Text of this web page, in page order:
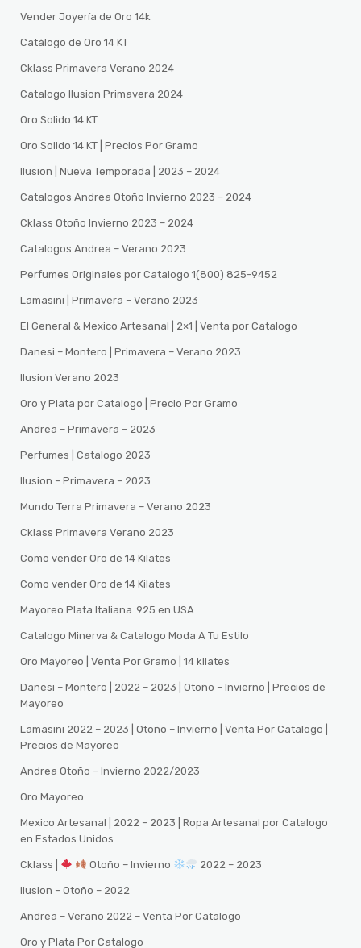
Vender Joyería de Oro 14k
Catálogo de Oro 14 KT
Cklass Primavera Verano 2024
Catalogo Ilusion Primavera 2024
Oro Solido 14 KT
Oro Solido 14 KT | Precios Por Gramo
Ilusion | Nueva Temporada | 2023 – 2024
Catalogos Andrea Otoño Invierno 2023 – 2024
Cklass Otoño Invierno 2023 – 2024
Catalogos Andrea – Verano 2023
Perfumes Originales por Catalogo 1(800) 825-9452
Lamasini | Primavera – Verano 2023
El General & Mexico Artesanal | 2×1 | Venta por Catalogo
Danesi – Montero | Primavera – Verano 2023
Ilusion Verano 2023
Oro y Plata por Catalogo | Precio Por Gramo
Andrea – Primavera – 2023
Perfumes | Catalogo 2023
Ilusion – Primavera – 2023
Mundo Terra Primavera – Verano 2023
Cklass Primavera Verano 2023
Como vender Oro de 14 Kilates
Como vender Oro de 14 Kilates
Mayoreo Plata Italiana .925 en USA
Catalogo Minerva & Catalogo Moda A Tu Estilo
Oro Mayoreo | Venta Por Gramo | 14 kilates
Danesi – Montero | 2022 – 2023 | Otoño – Invierno | Precios de
Mayoreo
Lamasini 2022 – 2023 | Otoño – Invierno | Venta Por Catalogo |
Precios de Mayoreo
Andrea Otoño – Invierno 2022/2023
Oro Mayoreo
Mexico Artesanal | 2022 – 2023 | Ropa Artesanal por Catalogo
en Estados Unidos
Cklass | Otoño – Invierno 2022 – 2023
Ilusion – Otoño – 2022
Andrea – Verano 2022 – Venta Por Catalogo
Oro y Plata Por Catalogo